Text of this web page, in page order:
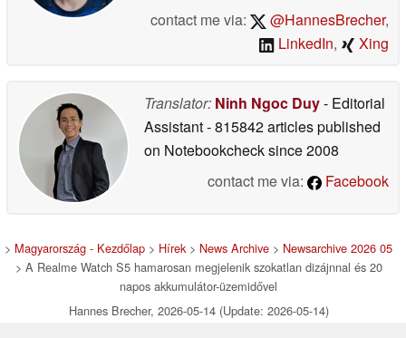
contact me via:
@HannesBrecher,
LinkedIn, Xing
Translator: Ninh Ngoc Duy- Editorial
Assistant- 815842 articles published
on Notebookchecksince 2008
contact me via:
Facebook
> Magyarország - Kezdőlap > Hírek> News Archive > Newsarchive 2026 05
> A Realme Watch S5 hamarosan megjelenik szokatlan dizájnnal és 20
napos akkumulátor-üzemidővel
Hannes Brecher, 2026-05-14 (Update: 2026-05-14)